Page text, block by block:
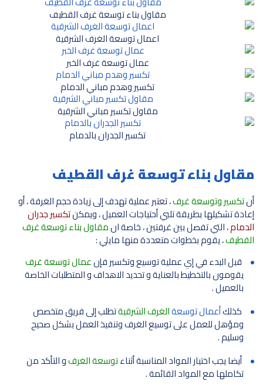
مقاول بناء توسعة غرف القطيف
اعمال توسعة الغرف الشرقية
عمال توسعة غرف الخبر
تكسير وهدم مباني الدمام
مقاول تكسير مباني الشرقية
تكسير الجدران بالدمام
مقاول بناء توسعة غرف القطيف
أنتكسير وتوسعة غرف، تعتبر عملية تهدف إلى زيادة حجم الغرفة ، أو
إعادة تشكيلها بطريقة تلبي أحتياجات العميل ، ويمكنتكسير جدران
الدمام، التي تفصل بين غرفتين ، خاصة انمقاول بناء توسعة غرف
القطيف، يقوم بخطوات متعددة منها مايلي :
قبل البدء في إي عملية توسيع وتكسير فإنعمال توسعة غرف
يقومون بالتخطيط بالعناية و تحديد الاهداف و المتطلبات الخاصة
بالعميل .
كذلكأعمال توسعةالغرف الشرقيةتطلب إلى فريق متخصص
ومؤهل للعمل على توسيع الغرف وتنفيذ العمل بشكل صحيح
وسليم .
أيضا يجب اختيار المواد المناسبة أثناءتوسعة الغرفو التأكد من
تكاملها مع المواد القائمة .